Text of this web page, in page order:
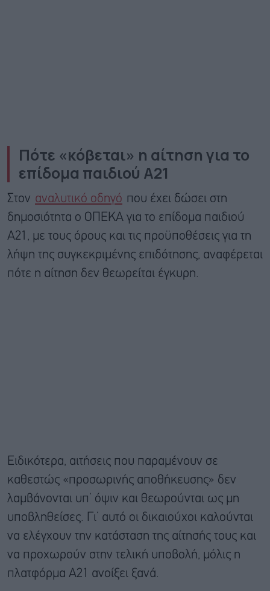
Πότε «κόβεται» η αίτηση για το
επίδομα παιδιού Α21
Στον αναλυτικό οδηγό που έχει δώσει στη
δημοσιότητα ο ΟΠΕΚΑ για το επίδομα παιδιού
Α21, με τους όρους και τις προϋποθέσεις για τη
λήψη της συγκεκριμένης επιδότησης, αναφέρεται
πότε η αίτηση δεν θεωρείται έγκυρη.
Ειδικότερα, αιτήσεις που παραμένουν σε
καθεστώς «προσωρινής αποθήκευσης» δεν
λαμβάνονται υπ’ όψιν και θεωρούνται ως μη
υποβληθείσες. Γι’ αυτό οι δικαιούχοι καλούνται
να ελέγχουν την κατάσταση της αίτησής τους και
να προχωρούν στην τελική υποβολή, μόλις η
πλατφόρμα Α21 ανοίξει ξανά.